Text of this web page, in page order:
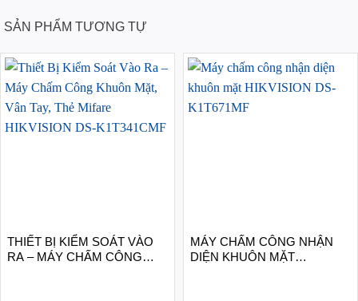
SẢN PHẨM TƯƠNG TỰ
THIẾT BỊ KIỂM SOÁT VÀO
RA – MÁY CHẤM CÔNG
MÁY CHẤM CÔNG NHẬN
DIỆN KHUÔN MẶT